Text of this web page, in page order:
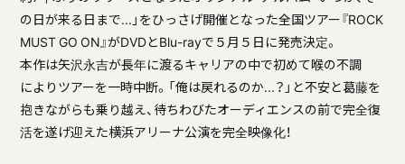
の日が来る日まで...」をひっさげ開催となった全国ツアー『ROCK
MUST GO ON』がDVDとBlu-rayで５月５日に発売決定。
本作は矢沢永吉が長年に渡るキャリアの中で初めて喉の不調
によりツアーを一時中断。「俺は戻れるのか...？」と不安と葛藤を
抱きながらも乗り越え、待ちわびたオーディエンスの前で完全復
活を遂げ迎えた横浜アリーナ公演を完全映像化！